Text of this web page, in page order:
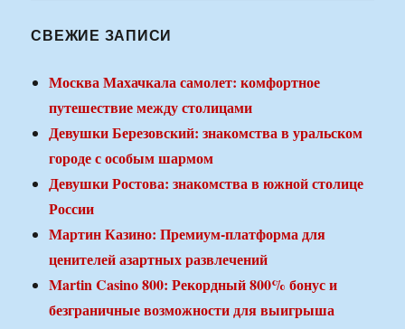
СВЕЖИЕ ЗАПИСИ
Москва Махачкала самолет: комфортное
путешествие между столицами
Девушки Березовский: знакомства в уральском
городе с особым шармом
Девушки Ростова: знакомства в южной столице
России
Мартин Казино: Премиум-платформа для
ценителей азартных развлечений
Martin Casino 800: Рекордный 800% бонус и
безграничные возможности для выигрыша